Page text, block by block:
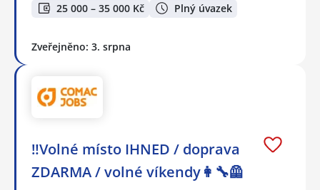
25 000 – 35 000 Kč Plný úvazek
Zveřejněno: 3. srpna
‼️Volné místo IHNED / doprava
ZDARMA / volné víkendy👩‍🔧🦺